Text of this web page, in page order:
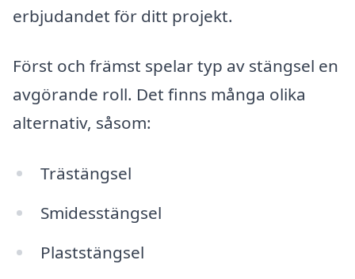
erbjudandet för ditt projekt.
Först och främst spelar typ av stängsel en
avgörande roll. Det finns många olika
alternativ, såsom:
Trästängsel
Smidesstängsel
Plaststängsel